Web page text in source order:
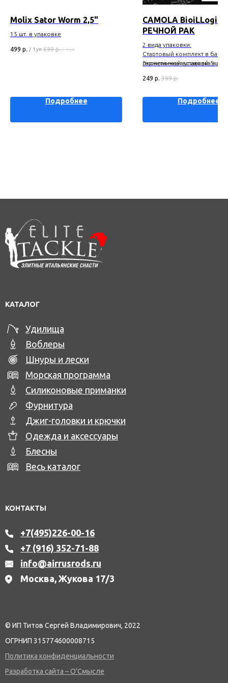
Molix Sator Worm 2,5"
15 шт. в упаковке
499 р. / 1 уп 699 р. / 1 уп
Подробнее
CAMOLA BioiLLogica
РЕЧНОЙ РАК
2 вида упаковки:
Стартовый комплект в банке
герметичной вставкой 5 шт.
Экономичная упаковка в
249 р. 399 р.
Подробнее
© ИП Титов Сергей Владимирович, 2022
КАТАЛОГ
Удилища
Воблеры
Шнуры и лески
Морская программа
Силиконовые приманки
Фурнитура
Джиг-головки и крючки
Одежда и аксессуары
Блесны
КОНТАКТЫ
info@airrusrods.ru
+7(495)226-00-16
+7 (916) 352-71-88
Москва, Жукова 17/3
ОГРНИП 315774600008715
Весь каталог
Политика конфиденциальности
Разработка сайта – О'Смысле